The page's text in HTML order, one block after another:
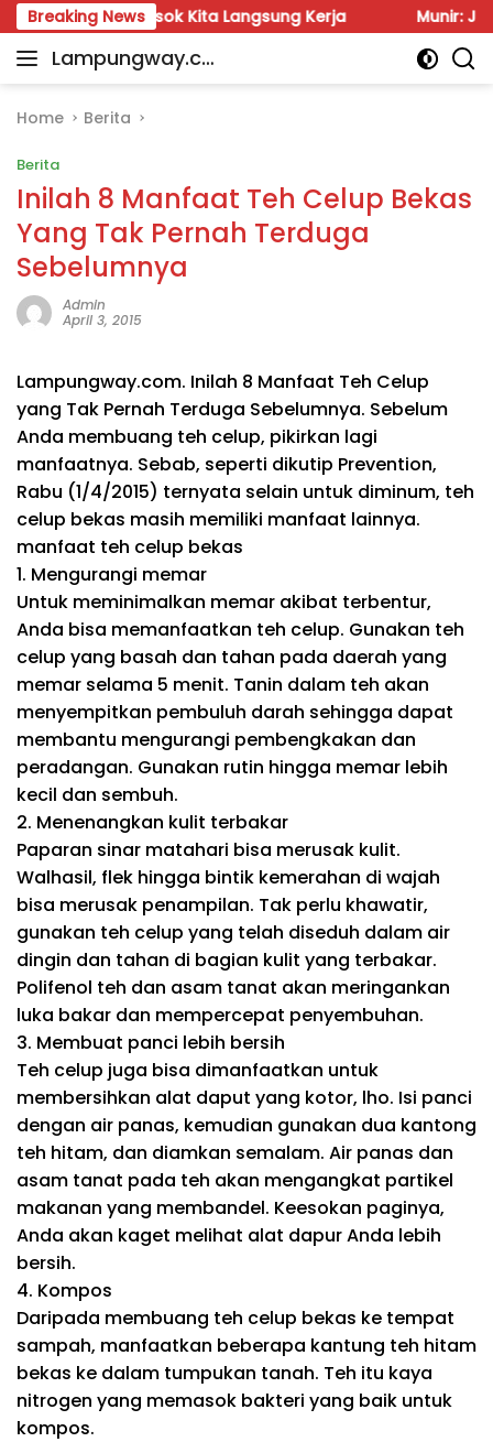
Skip
to
content
Breaking News
Besok Kita Langsung Kerja Munir: Jangan
Lampungway.co
Portal
Daerah
Terpercaya
dan
Terupdate
Home Berita
Berita
Inilah 8 Manfaat Teh Celup Bekas
Yang Tak Pernah Terduga
Sebelumnya
Admin
April 3, 2015
Lampungway.com. Inilah 8 Manfaat Teh Celup
yang Tak Pernah Terduga Sebelumnya. Sebelum
Anda membuang teh celup, pikirkan lagi
manfaatnya. Sebab, seperti dikutip Prevention,
Rabu (1/4/2015) ternyata selain untuk diminum, teh
celup bekas masih memiliki manfaat lainnya.
manfaat teh celup bekas
1. Mengurangi memar
Untuk meminimalkan memar akibat terbentur,
Anda bisa memanfaatkan teh celup. Gunakan teh
celup yang basah dan tahan pada daerah yang
memar selama 5 menit. Tanin dalam teh akan
menyempitkan pembuluh darah sehingga dapat
membantu mengurangi pembengkakan dan
peradangan. Gunakan rutin hingga memar lebih
kecil dan sembuh.
2. Menenangkan kulit terbakar
Paparan sinar matahari bisa merusak kulit.
Walhasil, flek hingga bintik kemerahan di wajah
bisa merusak penampilan. Tak perlu khawatir,
gunakan teh celup yang telah diseduh dalam air
dingin dan tahan di bagian kulit yang terbakar.
Polifenol teh dan asam tanat akan meringankan
luka bakar dan mempercepat penyembuhan.
3. Membuat panci lebih bersih
Teh celup juga bisa dimanfaatkan untuk
membersihkan alat daput yang kotor, lho. Isi panci
dengan air panas, kemudian gunakan dua kantong
teh hitam, dan diamkan semalam. Air panas dan
asam tanat pada teh akan mengangkat partikel
makanan yang membandel. Keesokan paginya,
Anda akan kaget melihat alat dapur Anda lebih
bersih.
4. Kompos
Daripada membuang teh celup bekas ke tempat
sampah, manfaatkan beberapa kantung teh hitam
bekas ke dalam tumpukan tanah. Teh itu kaya
nitrogen yang memasok bakteri yang baik untuk
kompos.